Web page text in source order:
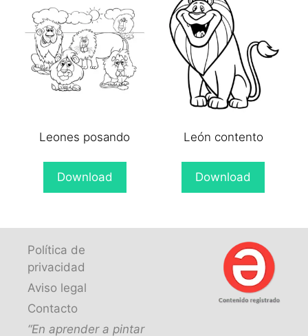
Leones posando
Download
León contento
Download
Política de
privacidad
Aviso legal
Contacto
“En aprender a pintar